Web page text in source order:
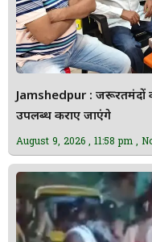
Jamshedpur : जरूरतमंदों
उपलब्ध कराए जाएंगे
August 9, 2026 11:58 pm